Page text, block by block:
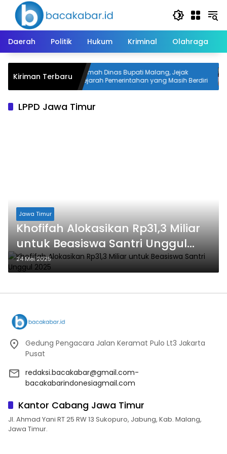
Langsung
konten
Daerah
Politik Hukum Kriminal Olahraga
Kiriman Terbaru
Pelajar
Rumah Dinas Bupati Malang, Jejak
Sejarah Pemerintahan yang Masih Berdiri
LPPD Jawa Timur
Jawa Timur
Khofifah Alokasikan Rp31,3 Miliar
untuk Beasiswa Santri Unggul
2025
24 Mei 2025
Gedung Pengacara Jalan Keramat Pulo Lt3 Jakarta
Pusat
redaksi.bacakabar@gmail.com-
bacakabarindonesiagmail.com
Kantor Cabang Jawa Timur
Jl. Ahmad Yani RT 25 RW 13 Sukopuro, Jabung, Kab. Malang,
Jawa Timur.